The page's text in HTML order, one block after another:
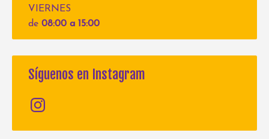
VIERNES
de 08:00 a 15:00
Síguenos en Instagram